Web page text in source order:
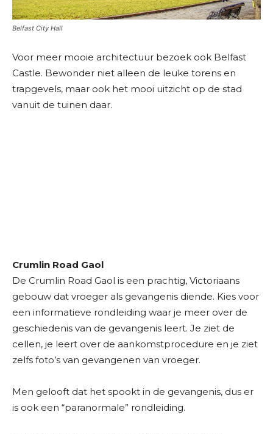
Belfast City Hall
Voor meer mooie architectuur bezoek ook Belfast
Castle. Bewonder niet alleen de leuke torens en
trapgevels, maar ook het mooi uitzicht op de stad
vanuit de tuinen daar.
Crumlin Road Gaol
De Crumlin Road Gaol is een prachtig, Victoriaans
gebouw dat vroeger als gevangenis diende. Kies voor
een informatieve rondleiding waar je meer over de
geschiedenis van de gevangenis leert. Je ziet de
cellen, je leert over de aankomstprocedure en je ziet
zelfs foto’s van gevangenen van vroeger.
Men gelooft dat het spookt in de gevangenis, dus er
is ook een “paranormale” rondleiding.